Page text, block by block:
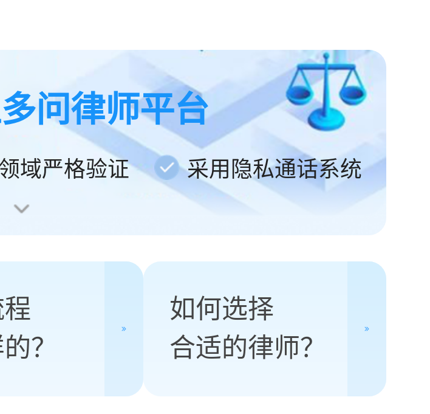
问律师平台
域严格验证 采用隐私通话系统
？
如何选择
合适的律师？